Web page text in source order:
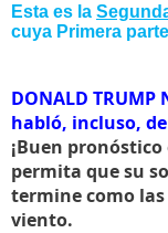
Esta es la
cuya Primera
DONALD TRUMP
habló, incluso,
¡Buen
permita que su
termine como las
viento.